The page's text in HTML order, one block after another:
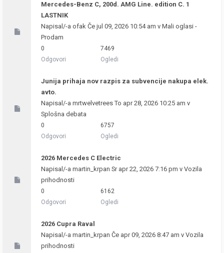
Mercedes-Benz C, 200d. AMG Line. edition C. 1
LASTNIK
Napisal/-a ofak Če jul 09, 2026 10:54 am v Mali oglasi -
Prodam
0
Odgovori
7469
Ogledi
Junija prihaja nov razpis za subvencije nakupa elek.
avto.
Napisal/-a mrtwelvetreesTo apr 28, 2026 10:25 am v
Splošna debata
0
Odgovori
6757
Ogledi
2026 Mercedes C Electric
Napisal/-a martin_krpan Sr apr 22, 2026 7:16 pm v Vozila
prihodnosti
0
Odgovori
6162
Ogledi
2026 Cupra Raval
Napisal/-a martin_krpan Če apr 09, 2026 8:47 am v Vozila
prihodnosti